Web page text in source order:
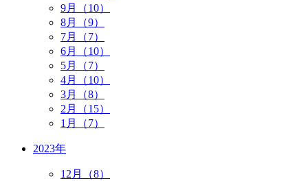
9月（10）
8月（9）
7月（7）
6月（10）
5月（7）
4月（10）
3月（8）
2月（15）
1月（7）
2023年
12月（8）